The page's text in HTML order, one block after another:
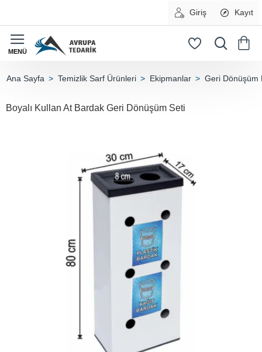
Giriş Kayıt
Temizlik Sarf Ürünleri Ekipmanlar Geri Dönüşüm
Boyalı Kullan At Bardak Geri Dönüşüm Seti